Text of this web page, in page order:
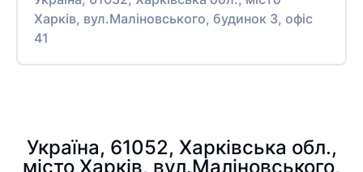
Харків, вул.Маліновського, будинок 3, офіс
41
Україна, 61052, Харківська обл.,
місто Харків, вул.Маліновського,